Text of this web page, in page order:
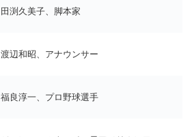
田渕久美子、脚本家
渡辺和昭、アナウンサー
福良淳一、プロ野球選手